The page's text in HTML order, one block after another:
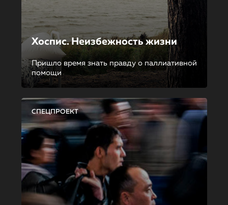
Хоспис. Неизбежность жизни
Пришло время знать правду о паллиативной
помощи
СПЕЦПРОЕКТ